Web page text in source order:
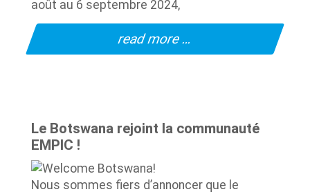
août au 6 septembre 2024,
read more …
Le Botswana rejoint la communauté
EMPIC !
Nous sommes fiers d’annoncer que le